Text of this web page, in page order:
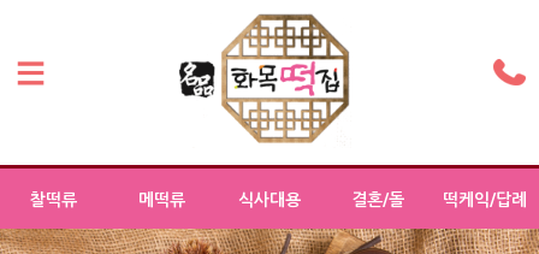
찰떡류 메떡류 식사대용 결혼/돌 떡케익/답례